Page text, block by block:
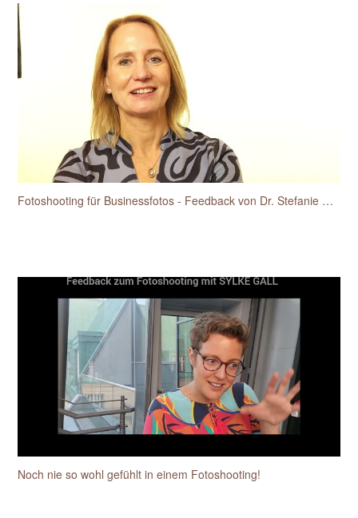
Fotoshooting für Businessfotos - Feedback von Dr. Stefanie Hansen-Heidelk
Noch nie so wohl gefühlt in einem Fotoshooting!